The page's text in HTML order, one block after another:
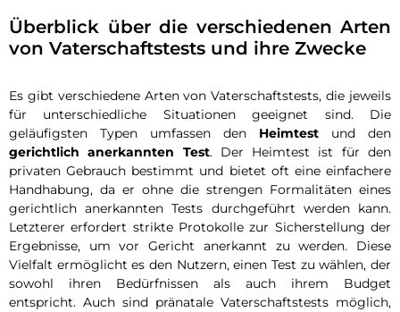
Überblick über die verschiedenen Arten
von Vaterschaftstests und ihre Zwecke
Es gibt verschiedene Arten von Vaterschaftstests, die jeweils
für unterschiedliche Situationen geeignet sind. Die
geläufigsten Typen umfassen den Heimtest und den
gerichtlich anerkannten Test. Der Heimtest ist für den
privaten Gebrauch bestimmt und bietet oft eine einfachere
Handhabung, da er ohne die strengen Formalitäten eines
gerichtlich anerkannten Tests durchgeführt werden kann.
Letzterer erfordert strikte Protokolle zur Sicherstellung der
Ergebnisse, um vor Gericht anerkannt zu werden. Diese
Vielfalt ermöglicht es den Nutzern, einen Test zu wählen, der
sowohl ihren Bedürfnissen als auch ihrem Budget
entspricht. Auch sind pränatale Vaterschaftstests möglich,